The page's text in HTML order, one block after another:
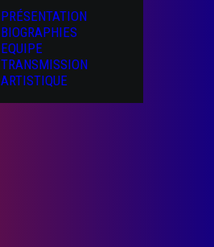
PRÉSENTATION
BIOGRAPHIES
EQUIPE
TRANSMISSION
ARTISTIQUE